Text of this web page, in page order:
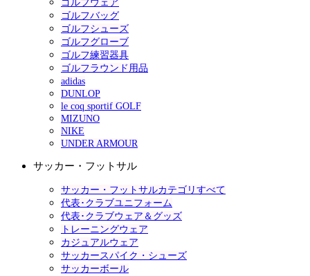
ゴルフウェア
ゴルフバッグ
ゴルフシューズ
ゴルフグローブ
ゴルフ練習器具
ゴルフラウンド用品
adidas
DUNLOP
le coq sportif GOLF
MIZUNO
NIKE
UNDER ARMOUR
サッカー・フットサル
サッカー・フットサルカテゴリすべて
代表･クラブユニフォーム
代表･クラブウェア＆グッズ
トレーニングウェア
カジュアルウェア
サッカースパイク・シューズ
サッカーボール